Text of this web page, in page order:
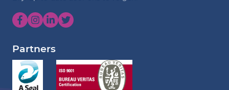
Partners